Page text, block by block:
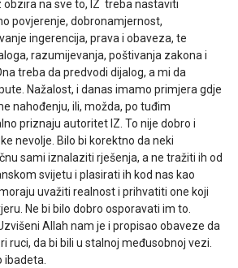
obzira na sve to, IZ treba nastaviti
povjerenje, dobronamjernost,
ingerencija, prava i obaveza, te
razumijevanja, poštivanja zakona i
treba da predvodi dijalog, a mi da
Nažalost, i danas imamo primjera gdje
nahođenju, ili, možda, po tuđim
priznaju autoritet IZ. To nije dobro i
nevolje. Bilo bi korektno da neki
sami iznalaziti rješenja, a ne tražiti ih od
svijetu i plasirati ih kod nas kao
uvažiti realnost i prihvatiti one koji
Ne bi bilo dobro osporavati im to.
Allah nam je i propisao obaveze da
ruci, da bi bili u stalnoj međusobnoj vezi.
ibadeta.